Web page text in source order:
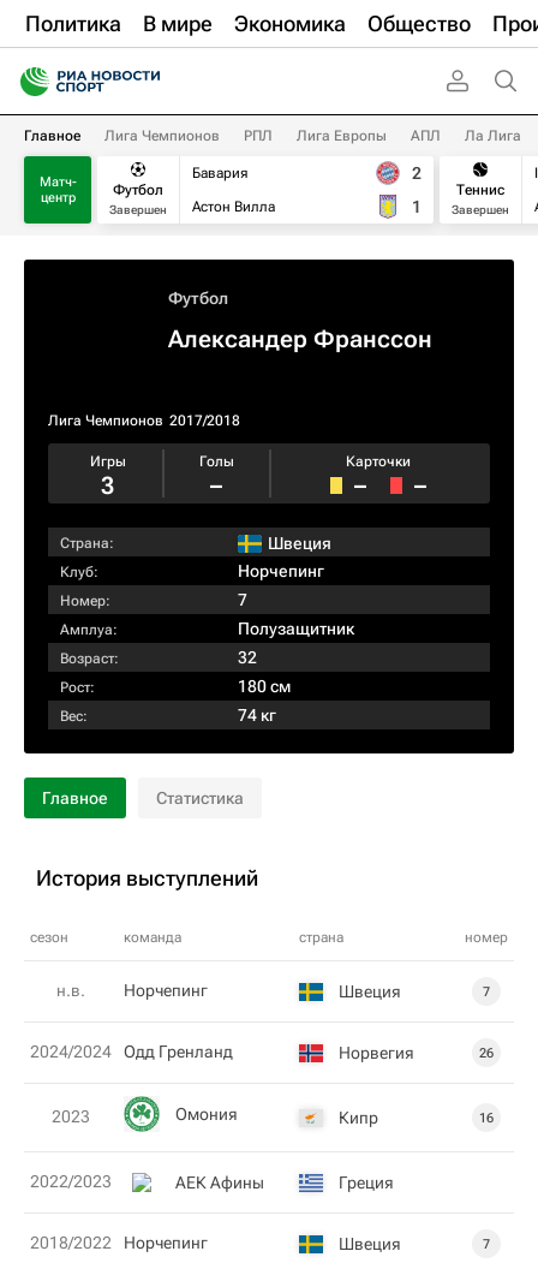
Политика В мире Экономика Общество
Главное Лига Чемпионов РПЛ Лига Европы АПЛ Ла Лига
Матч-
центр
Футбол
Завершен
Бавария
Астон Вилла
2
1
Теннис
Завершен
Футбол
Александер Франссон
Лига Чемпионов 2017/2018
Игры
3
Голы
–
Карточки
– –
Страна: Швеция
Клуб: Норчепинг
Номер: 7
Амплуа: Полузащитник
Возраст: 32
Рост: 180 см
Вес: 74 кг
Главное Статистика
История выступлений
сезон команда страна номер
н.в. Норчепинг Швеция 7
2024/2024 Одд Гренланд Норвегия 26
2023 Омония Кипр 16
2022/2023 АЕК Афины Греция
2018/2022 Норчепинг Швеция 7